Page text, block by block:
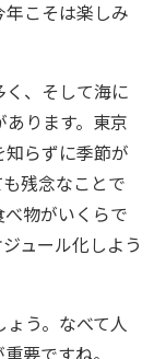
こそは楽しみ
、そして海に
ります。東京
らずに季節が
残念なことで
物がいくらで
ュール化しよう
う。なべて人